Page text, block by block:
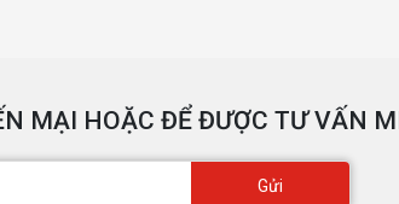
MẠI HOẶC ĐỂ ĐƯỢC TƯ VẤN
Gửi